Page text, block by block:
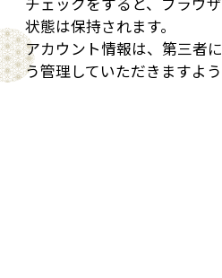
状態は保持されます。
アカウント情報は、第三者
う管理していただきますよ